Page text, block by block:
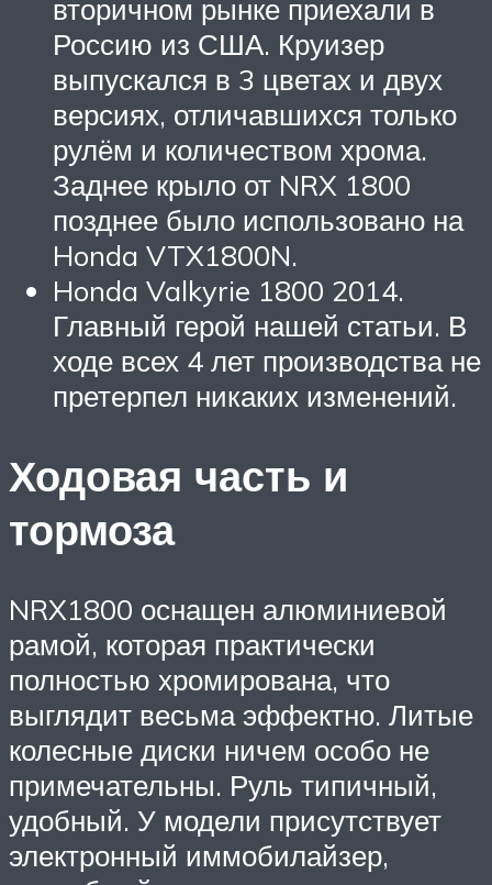
вторичном рынке приехали в
Россию из США. Круизер
выпускался в 3 цветах и двух
версиях, отличавшихся только
рулём и количеством хрома.
Заднее крыло от NRX 1800
позднее было использовано на
Honda VTX1800N.
Honda Valkyrie 1800 2014.
Главный герой нашей статьи. В
ходе всех 4 лет производства не
претерпел никаких изменений.
Ходовая часть и
тормоза
NRX1800 оснащен алюминиевой
рамой, которая практически
полностью хромирована, что
выглядит весьма эффектно. Литые
колесные диски ничем особо не
примечательны. Руль типичный,
удобный. У модели присутствует
электронный иммобилайзер,